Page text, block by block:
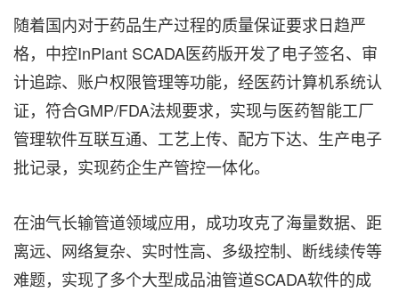
随着国内对于药品生产过程的质量保证要求日趋严
格，中控InPlant SCADA医药版开发了电子签名、审
计追踪、账户权限管理等功能，经医药计算机系统认
证，符合GMP/FDA法规要求，实现与医药智能工厂
管理软件互联互通、工艺上传、配方下达、生产电子
批记录，实现药企生产管控一体化。
在油气长输管道领域应用，成功攻克了海量数据、距
离远、网络复杂、实时性高、多级控制、断线续传等
难题，实现了多个大型成品油管道SCADA软件的成